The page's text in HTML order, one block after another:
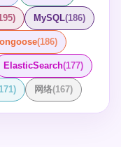
) MySQL(186)
(186)
ElasticSearch(177)
171) 网络(167)